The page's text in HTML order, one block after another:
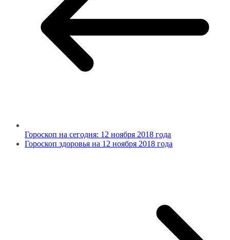
Гороскоп на сегодня: 12 ноября 2018 года
Гороскоп здоровья на 12 ноября 2018 года